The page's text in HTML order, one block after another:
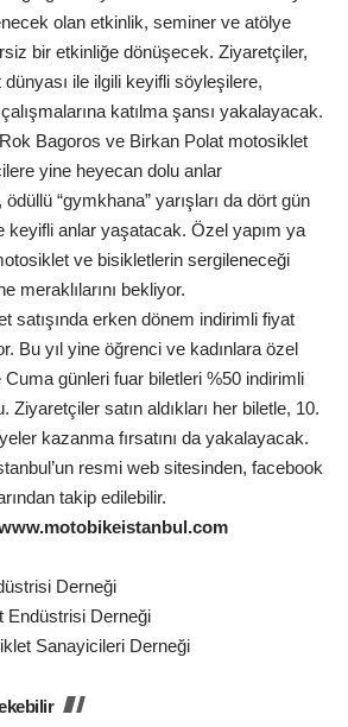
olan etkinlik, seminer ve atölye
bir etkinliğe dönüşecek. Ziyaretçiler,
ile ilgili keyifli söyleşilere,
katılma şansı yakalayacak.
Bagoros ve Birkan Polat motosiklet
yine heyecan dolu anlar
“gymkhana” yarışları da dört gün
keyifli anlar yaşatacak. Özel yapım ya
ve bisikletlerin sergileneceği
meraklılarını bekliyor.
satışında erken dönem indirimli fiyat
Bu yıl yine öğrenci ve kadınlara özel
günleri fuar biletleri %50 indirimli
Ziyaretçiler satın aldıkları her biletle, 10.
kazanma fırsatını da yakalayacak.
resmi web sitesinden, facebook
takip edilebilir.
Derneği
Endüstrisi Derneği
Sanayicileri Derneği